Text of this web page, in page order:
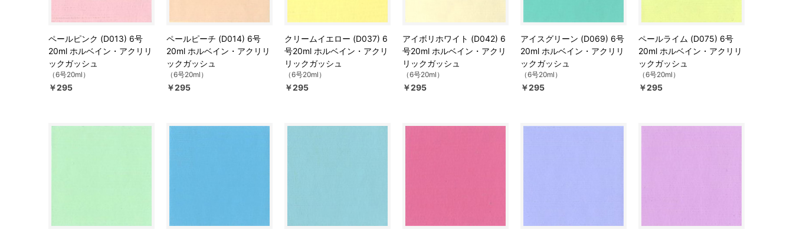
ペールピンク (D013) 6号
20ml ホルベイン・アクリリ
ックガッシュ
（6号20ml）
￥295
ペールピーチ (D014) 6号
20ml ホルベイン・アクリリ
ックガッシュ
（6号20ml）
￥295
クリームイエロー (D037) 6
号20ml ホルベイン・アクリ
リックガッシュ
（6号20ml）
￥295
アイボリホワイト (D042) 6
号20ml ホルベイン・アクリ
リックガッシュ
（6号20ml）
￥295
アイスグリーン (D069) 6号
20ml ホルベイン・アクリリ
ックガッシュ
（6号20ml）
￥295
ペールライム (D075) 6号
20ml ホルベイン・アクリリ
ックガッシュ
（6号20ml）
￥295